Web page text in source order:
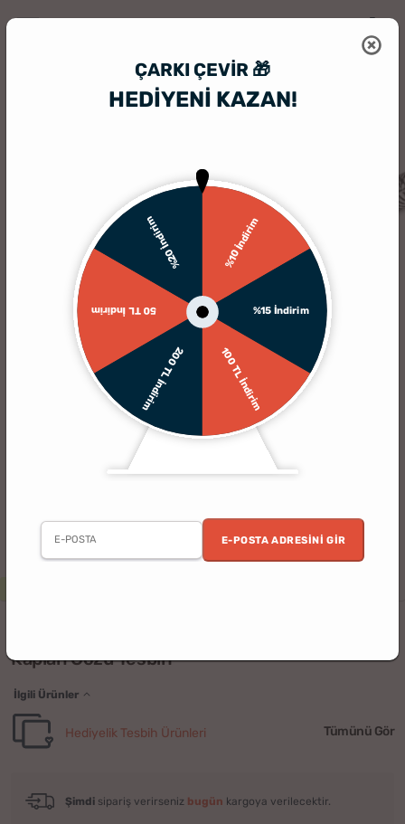
ÇARKI ÇEVIR 🎁
HEDİYENİ KAZAN!
%10 İndirim
%15 İndirim
100 TL İndirim
200 TL İndirim
50 TL İndirim
%20 İndirim
E-POSTA ADRESINI GIR
Kaplan Gözü Tesbih
İlgili Ürünler
Hediyelik Tesbih Ürünleri Tümünü Gör
Şimdi sipariş verirseniz bugün kargoya verilecektir.